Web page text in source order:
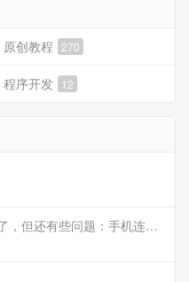
原创教程 270
程序开发 12
对照上面教程➕AI，跑通了，但还有些问题：手机连上vpn后，部分家里内网的服务能访问（内网的Debian服务器可以），部分不能(routeros网页），不知道问题出在哪